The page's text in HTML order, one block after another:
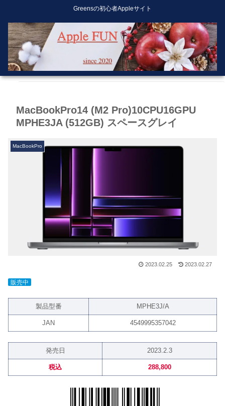
Greensの初心者Appleサイト
MacBookPro14 (M2 Pro)10CPU16GPU
MPHE3JA (512GB) スペースグレイ
MacBookPro
2023.02.25 2023.02.27
販売中
製品型番 MPHE3J/A
JAN 4549995357042
発売日 2023.2.3
税込 288,800